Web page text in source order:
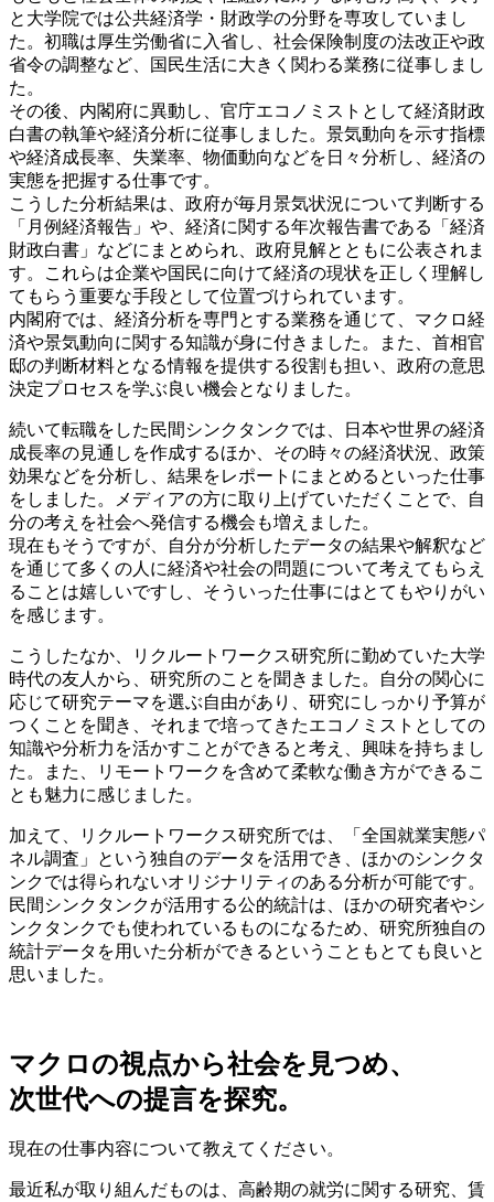
と大学院では公共経済学・財政学の分野を専攻していまし
た。初職は厚生労働省に入省し、社会保険制度の法改正や政
省令の調整など、国民生活に大きく関わる業務に従事しまし
た。
その後、内閣府に異動し、官庁エコノミストとして経済財政
白書の執筆や経済分析に従事しました。景気動向を示す指標
や経済成長率、失業率、物価動向などを日々分析し、経済の
実態を把握する仕事です。
こうした分析結果は、政府が毎月景気状況について判断する
「月例経済報告」や、経済に関する年次報告書である「経済
財政白書」などにまとめられ、政府見解とともに公表されま
す。これらは企業や国民に向けて経済の現状を正しく理解し
てもらう重要な手段として位置づけられています。
内閣府では、経済分析を専門とする業務を通じて、マクロ経
済や景気動向に関する知識が身に付きました。また、首相官
邸の判断材料となる情報を提供する役割も担い、政府の意思
決定プロセスを学ぶ良い機会となりました。
続いて転職をした民間シンクタンクでは、日本や世界の経済
成長率の見通しを作成するほか、その時々の経済状況、政策
効果などを分析し、結果をレポートにまとめるといった仕事
をしました。メディアの方に取り上げていただくことで、自
分の考えを社会へ発信する機会も増えました。
現在もそうですが、自分が分析したデータの結果や解釈など
を通じて多くの人に経済や社会の問題について考えてもらえ
ることは嬉しいですし、そういった仕事にはとてもやりがい
を感じます。
こうしたなか、リクルートワークス研究所に勤めていた大学
時代の友人から、研究所のことを聞きました。自分の関心に
応じて研究テーマを選ぶ自由があり、研究にしっかり予算が
つくことを聞き、それまで培ってきたエコノミストとしての
知識や分析力を活かすことができると考え、興味を持ちまし
た。また、リモートワークを含めて柔軟な働き方ができるこ
とも魅力に感じました。
加えて、リクルートワークス研究所では、「全国就業実態パ
ネル調査」という独自のデータを活用でき、ほかのシンクタ
ンクでは得られないオリジナリティのある分析が可能です。
民間シンクタンクが活用する公的統計は、ほかの研究者やシ
ンクタンクでも使われているものになるため、研究所独自の
統計データを用いた分析ができるということもとても良いと
思いました。
マクロの視点から社会を見つめ、
次世代への提言を探究。
現在の仕事内容について教えてください。
最近私が取り組んだものは、高齢期の就労に関する研究、賃